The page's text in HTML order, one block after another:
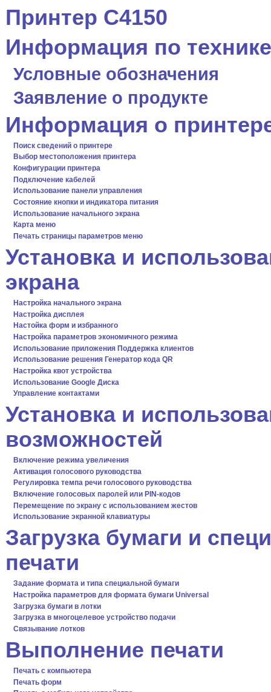
Принтер C4150
Информация по
Условные обозначения
Заявление о продукте
Информация о
Поиск сведений о принтере
Выбор местоположения принтера
Конфигурации принтера
Подключение кабелей
Использование панели управления
Состояние кнопки и индикатора питания
Использование начального экрана
Карта меню
Печать страницы параметров меню
Установка и
экрана
Настройка начального экрана
Настройка дисплея
Настойка форм и избранного
Настройка параметров экономичного режима
Использование приложения Поддержка клиентов
Использование решения Генератор кода QR
Настройка квот устройства
Использование Google Диска
Управление контактами
Установка и
возможностей
Включение режима увеличения
Активация голосового руководства
Регулировка темпа речи голосового руководства
Включение голосовых паролей или PIN-кодов
Перемещение по экрану с использованием жестов
Использование экранной клавиатуры
Загрузка бумаги и
печати
Задание формата и типа специальной бумаги
Настройка параметров для формата бумаги Universal
Загрузка бумаги в лотки
Загрузка в многоцелевое устройство подачи
Связывание лотков
Выполнение печати
Печать с компьютера
Печать форм